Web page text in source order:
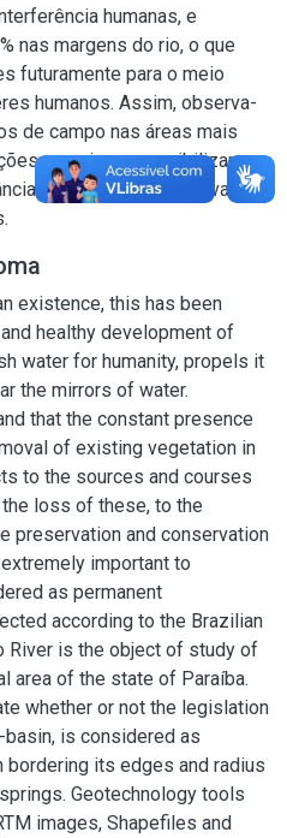
humanas, e
nas margens do rio, o que
futuramente para o meio
humanos. Assim, observa-
de campo nas áreas mais
que visem sensibilizar as
das áreas de preservação
existence, this has been
healthy development of
water for humanity, propels it
the mirrors of water.
that the constant presence
of existing vegetation in
to the sources and courses
loss of these, to the
preservation and conservation
important to
as permanent
according to the Brazilian
River is the object of study of
area of the state of Paraíba.
whether or not the legislation
is considered as
its edges and radius
Geotechnology tools
images, Shapefiles and